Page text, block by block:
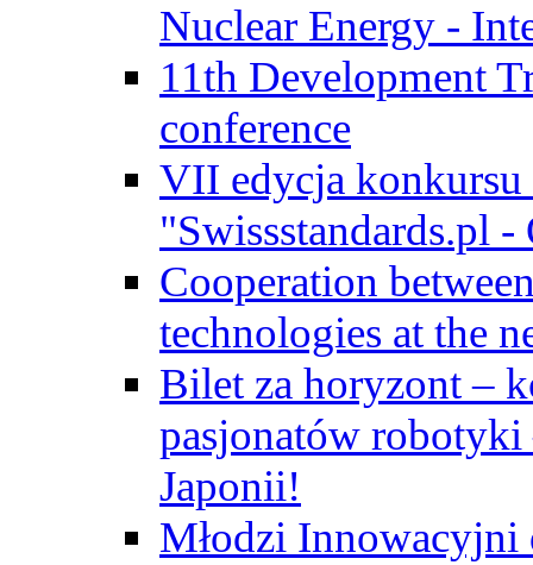
Nuclear Energy -
11th Development
conference
VII edycja konkursu
"Swissstandards.pl
Cooperation
technologies at the
Bilet za horyzont –
pasjonatów
Japonii!
Młodzi